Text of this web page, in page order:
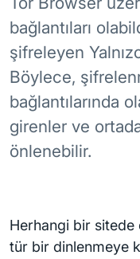
bağlantıları
şifreleyen
Böylece,
bağlantılarında
girenler ve
önlenebilir.
Herhangi bir sitede
tür bir dinlenmeye